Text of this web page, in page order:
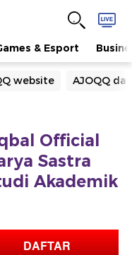
& Esport
website AJOQQ
Official
Sastra
Akademik
DAFTAR